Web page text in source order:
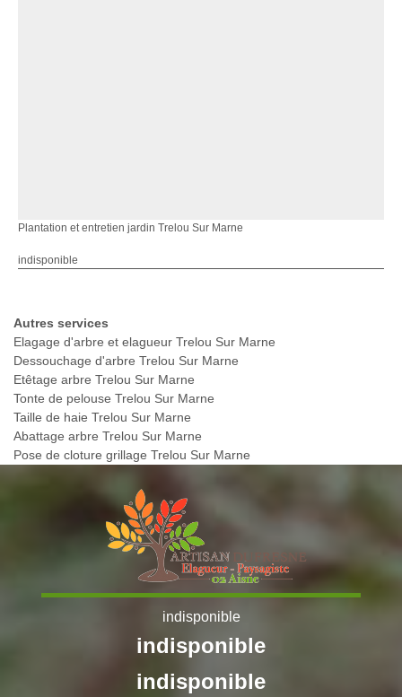
Plantation et entretien jardin Trelou Sur Marne
indisponible
Autres services
Elagage d'arbre et elagueur Trelou Sur Marne
Dessouchage d'arbre Trelou Sur Marne
Etêtage arbre Trelou Sur Marne
Tonte de pelouse Trelou Sur Marne
Taille de haie Trelou Sur Marne
Abattage arbre Trelou Sur Marne
Pose de cloture grillage Trelou Sur Marne
indisponible
indisponible
indisponible